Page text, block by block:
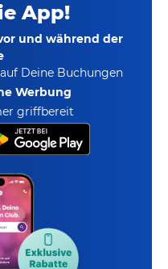
App!
und während der
auf Deine Buchungen
Werbung
griffbereit